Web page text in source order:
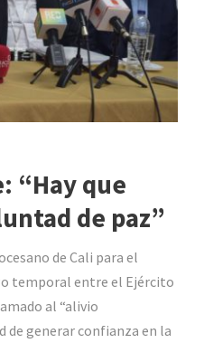
“Hay que
de paz”
de Cali para el
temporal entre el Ejército
al “alivio
de generar confianza en la